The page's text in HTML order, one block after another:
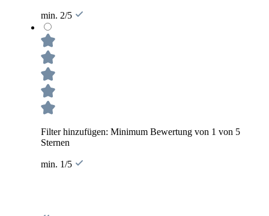
min. 2/5
Filter hinzufügen: Minimum Bewertung von 1 von 5
Sternen
min. 1/5